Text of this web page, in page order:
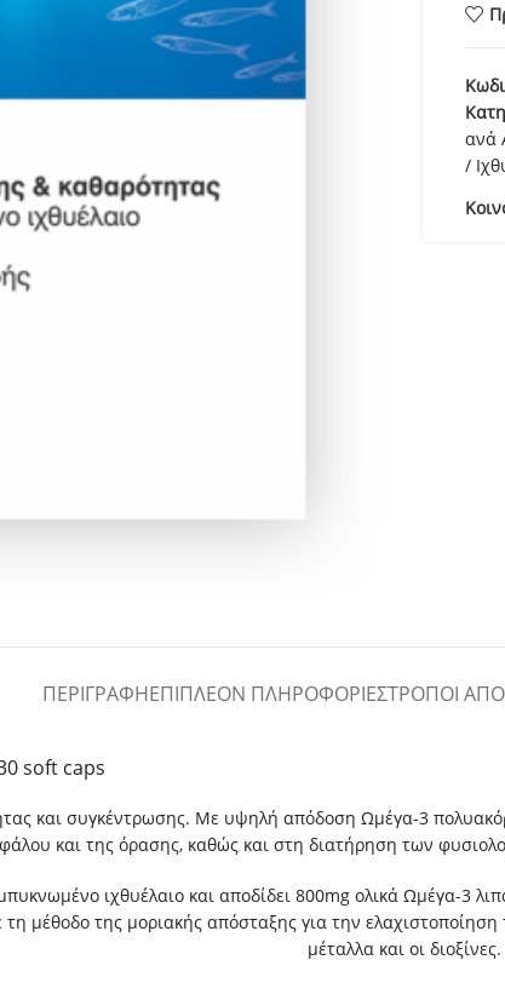
ανά
/
ΠΕΡΙΓΡΑΦΉΕΠΙΠΛΈΟΝ ΠΛΗΡΟΦΟΡΊΕΣΤΡΌΠΟΙ
soft caps
και συγκέντρωσης. Με υψηλή απόδοση Ωμέγα-3
και της όρασης, καθώς και στη διατήρηση των
ιχθυέλαιο και αποδίδει 800mg ολικά Ωμέγα-3
τη μέθοδο της μοριακής απόσταξης για την
μέταλλα και οι διοξίνες.